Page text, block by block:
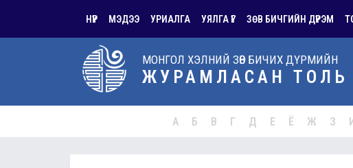
НҮҮР МЭДЭЭ УРИАЛГА УЯЛГА ҮГ ЗӨВ БИЧГИЙН ДҮРЭМ
МОНГОЛ ХЭЛНИЙ ЗӨВ БИЧИХ ДҮРМИЙН
ЖУРАМЛАСАН ТОЛЬ
А Б В Г Д Е Ё Ж З